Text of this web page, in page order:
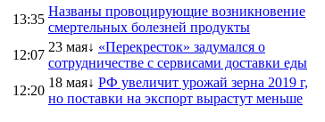
13:35
Названы провоцирующие возникновение
смертельных болезней продукты
12:07
23 мая↓ «Перекресток» задумался о
сотрудничестве с сервисами доставки еды
12:20
18 мая↓ РФ увеличит урожай зерна 2019 г,
но поставки на экспорт вырастут меньше